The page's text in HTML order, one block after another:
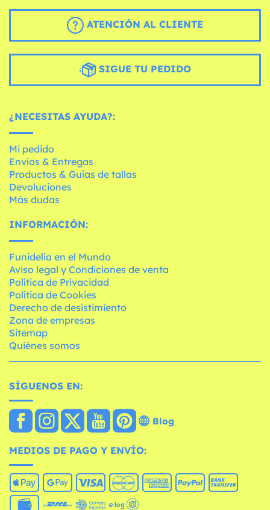
ATENCIÓN AL CLIENTE
SIGUE TU PEDIDO
¿NECESITAS AYUDA?:
Mi pedido
Envíos & Entregas
Productos & Guías de tallas
Devoluciones
Más dudas
INFORMACIÓN:
Funidelia en el Mundo
Aviso legal y Condiciones de venta
Política de Privacidad
Política de Cookies
Derecho de desistimiento
Zona de empresas
Sitemap
Quiénes somos
SÍGUENOS EN:
Blog
MEDIOS DE PAGO Y ENVÍO: